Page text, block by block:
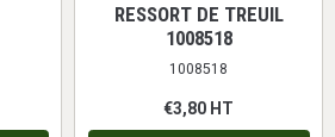
RESSORT DE TREUIL
1008518
1008518
€3,80 HT